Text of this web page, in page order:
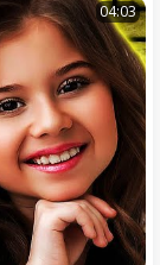
04:03